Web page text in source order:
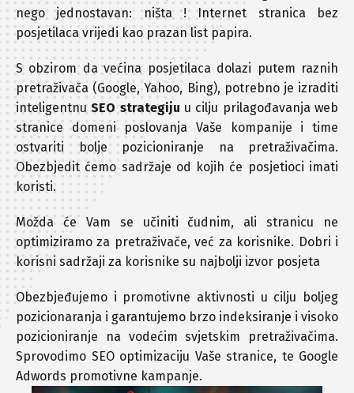
nego jednostavan: ništa ! Internet stranica bez
posjetilaca vrijedi kao prazan list papira.
S obzirom da većina posjetilaca dolazi putem raznih
pretraživača (Google, Yahoo, Bing), potrebno je izraditi
inteligentnuSEO strategiju u cilju prilagođavanja web
stranice domeni poslovanja Vaše kompanije i time
ostvariti bolje pozicioniranje na pretraživačima.
Obezbjedit ćemo sadržaje od kojih će posjetioci imati
koristi.
Možda će Vam se učiniti čudnim, ali stranicu ne
optimiziramo za pretraživače, već za korisnike. Dobri i
korisni sadržaji za korisnike su najbolji izvor posjeta
Obezbjeđujemo i promotivne aktivnosti u cilju boljeg
pozicionaranja i garantujemo brzo indeksiranje i visoko
pozicioniranje na vodećim svjetskim pretraživačima.
Sprovodimo SEO optimizaciju Vaše stranice, te Google
Adwords promotivne kampanje.